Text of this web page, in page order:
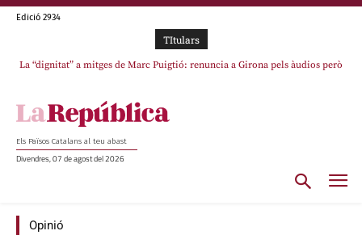
Edició 2934
TItulars
La “dignitat” a mitges de Marc Puigtió: renuncia a Girona pels àudios però
Els Països Catalans al teu abast
Divendres, 07 de agost del 2026
Opinió